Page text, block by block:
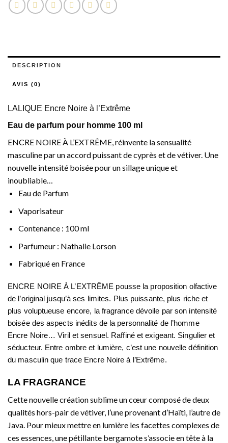
DESCRIPTION
AVIS (0)
LALIQUE Encre Noire à l’Extrême
Eau de parfum pour homme 100 ml
ENCRE NOIRE À L’EXTRÊME, réinvente la sensualité
masculine par un accord puissant de cyprès et de vétiver. Une
nouvelle intensité boisée pour un sillage unique et
inoubliable…
Eau de Parfum
Vaporisateur
Contenance : 100 ml
Parfumeur : Nathalie Lorson
Fabriqué en France
ENCRE NOIRE À L’EXTRÊME pousse la proposition olfactive
de l’original jusqu’à ses limites. Plus puissante, plus riche et
plus voluptueuse encore, la fragrance dévoile par son intensité
boisée des aspects inédits de la personnalité de l’homme
Encre Noire… Viril et sensuel. Raffiné et exigeant. Singulier et
séducteur. Entre ombre et lumière, c’est une nouvelle définition
du masculin que trace Encre Noire à l’Extrême.
LA FRAGRANCE
Cette nouvelle création sublime un cœur composé de deux
qualités hors-pair de vétiver, l’une provenant d’Haïti, l’autre de
Java. Pour mieux mettre en lumière les facettes complexes de
ces essences, une pétillante bergamote s’associe en tête à la